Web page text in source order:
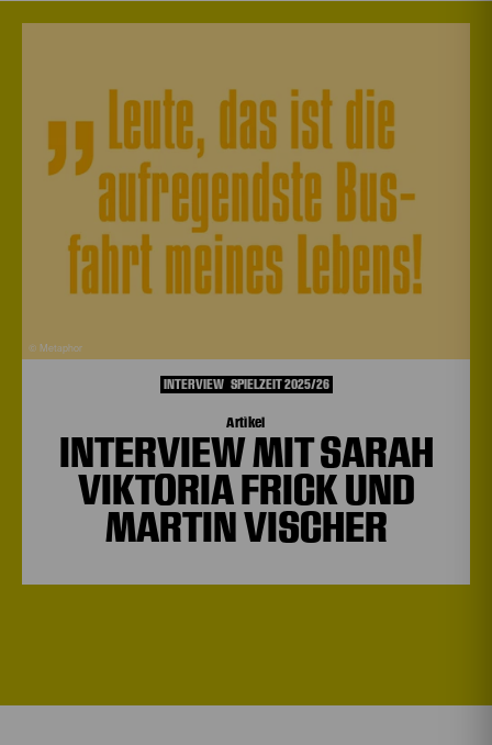
© Metaphor
Artikel
INTERVIEW MIT SARAH
VIKTORIA FRICK UND
MARTIN VISCHER
INTERVIEW SPIELZEIT 2025/26